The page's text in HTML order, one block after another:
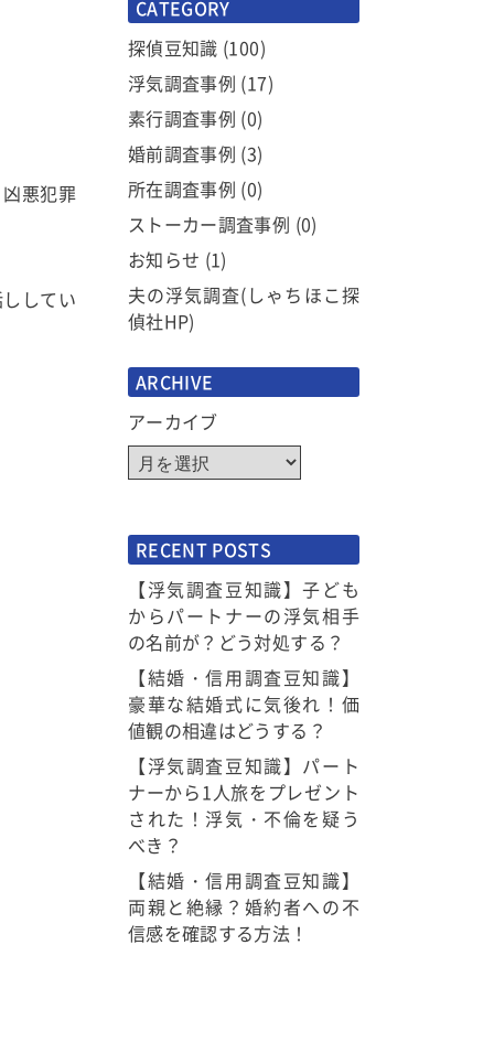
悪犯罪
してい
CATEGORY
探偵豆知識 (100)
浮気調査事例 (17)
素行調査事例 (0)
婚前調査事例 (3)
所在調査事例 (0)
ストーカー調査事例 (0)
お知らせ (1)
夫の浮気調査(しゃちほこ探
偵社HP)
ARCHIVE
アーカイブ
RECENT POSTS
【浮気調査豆知識】子ども
からパートナーの浮気相手
の名前が？どう対処する？
【結婚・信用調査豆知識】
豪華な結婚式に気後れ！価
値観の相違はどうする？
【浮気調査豆知識】パート
ナーから1人旅をプレゼント
された！浮気・不倫を疑う
べき？
【結婚・信用調査豆知識】
両親と絶縁？婚約者への不
信感を確認する方法！